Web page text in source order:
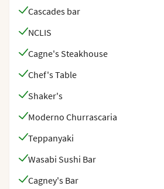
Cascades bar
NCLIS
Cagne's Steakhouse
Chef's Table
Shaker's
Moderno Churrascaria
Teppanyaki
Wasabi Sushi Bar
Cagney's Bar